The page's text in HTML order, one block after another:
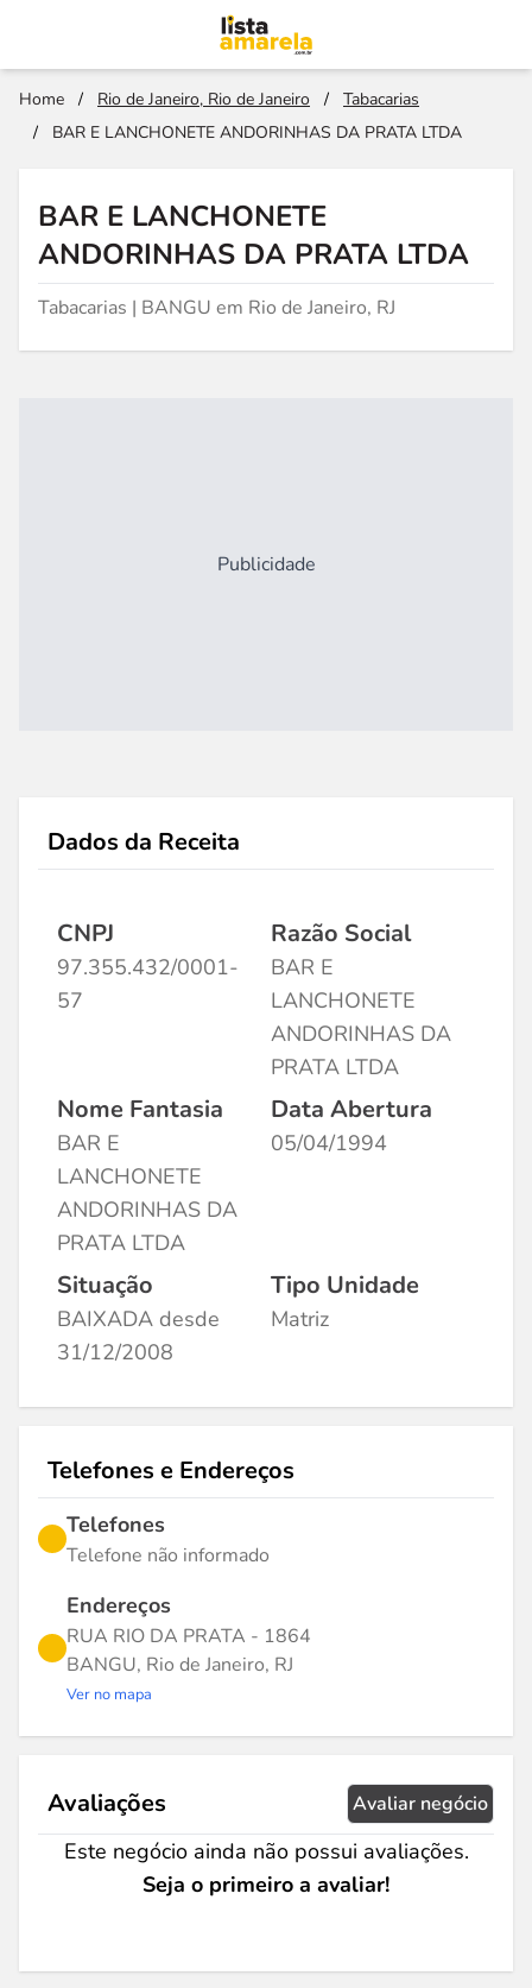
Home / Rio de Janeiro, Rio de Janeiro /
Tabacarias
/
BAR E LANCHONETE ANDORINHAS DA PRATA LTDA
BAR E LANCHONETE
ANDORINHAS DA PRATA LTDA
Tabacarias | BANGU em Rio de Janeiro, RJ
Publicidade
Dados da Receita
CNPJ
97.355.432/0001-
57
Razão Social
BAR E
LANCHONETE
ANDORINHAS DA
PRATA LTDA
Nome Fantasia
BAR E
LANCHONETE
ANDORINHAS DA
PRATA LTDA
Data Abertura
05/04/1994
Situação
BAIXADA desde
31/12/2008
Tipo Unidade
Matriz
Telefones e Endereços
Telefones
Telefone não informado
Endereços
RUA RIO DA PRATA - 1864
BANGU, Rio de Janeiro, RJ
Ver no mapa
Avaliações Avaliar negócio
Este negócio ainda não possui avaliações.
Seja o primeiro a avaliar!